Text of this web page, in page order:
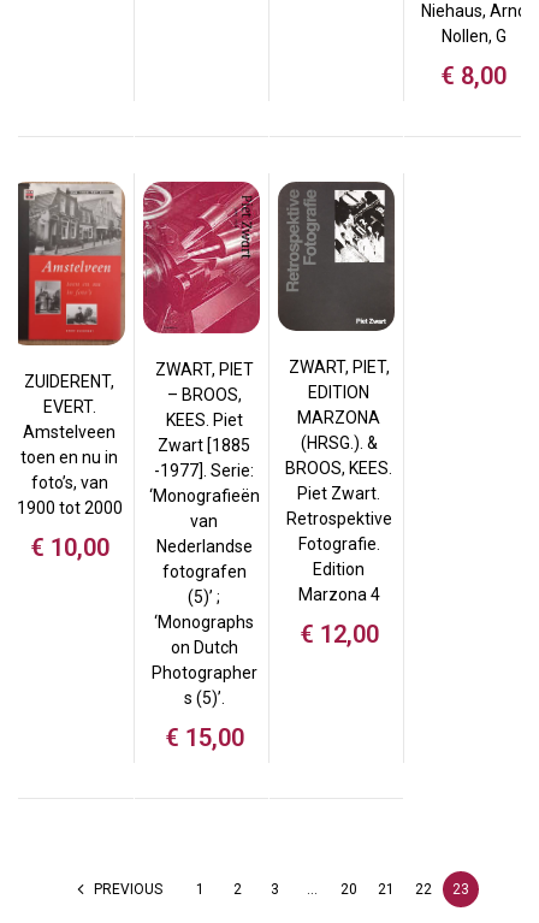
Niehaus, Arno
Nollen, G
€ 8,00
ZUIDERENT,
EVERT.
Amstelveen
toen en nu in
foto’s, van
1900 tot 2000
€ 10,00
ZWART, PIET
– BROOS,
KEES. Piet
Zwart [1885
-1977]. Serie:
‘Monografieën
van
Nederlandse
fotografen
(5)’ ;
‘Monographs
on Dutch
Photographer
s (5)’.
€ 15,00
ZWART, PIET,
EDITION
MARZONA
(HRSG.). &
BROOS, KEES.
Piet Zwart.
Retrospektive
Fotografie.
Edition
Marzona 4
€ 12,00
PREVIOUS 1 2 3 … 20 21 22 23